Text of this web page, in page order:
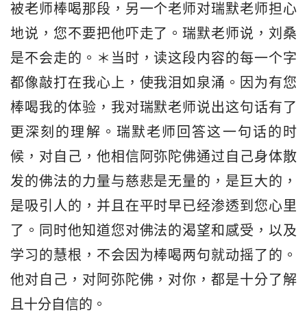
被老师棒喝那段，另一个老师对瑞默老师担心
地说，您不要把他吓走了。瑞默老师说，刘桑
是不会走的。＊当时，读这段内容的每一个字
都像敲打在我心上，使我泪如泉涌。因为有您
棒喝我的体验，我对瑞默老师说出这句话有了
更深刻的理解。瑞默老师回答这一句话的时
候，对自己，他相信阿弥陀佛通过自己身体散
发的佛法的力量与慈悲是无量的，是巨大的，
是吸引人的，并且在平时早已经渗透到您心里
了。同时他知道您对佛法的渴望和感受，以及
学习的慧根，不会因为棒喝两句就动摇了的。
他对自己，对阿弥陀佛，对你，都是十分了解
且十分自信的。